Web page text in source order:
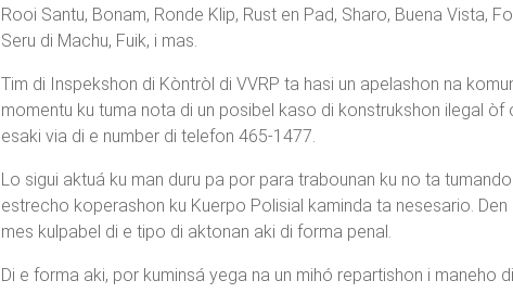
Rooi Santu, Bonam, Ronde Klip, Rust en Pad, Sharo, Buena Vista,
Seru di Machu, Fuik, i mas.
Tim di Inspekshon di Kòntròl di VVRP ta hasi un apelashon na
momentu ku tuma nota di un posibel kaso di konstrukshon ilegal
esaki via di e number di telefon 465-1477.
Lo sigui aktuá ku man duru pa por para trabounan ku no ta
estrecho koperashon ku Kuerpo Polisial kaminda ta nesesario.
mes kulpabel di e tipo di aktonan aki di forma penal.
Di e forma aki, por kuminsá yega na un mihó repartishon i maneho